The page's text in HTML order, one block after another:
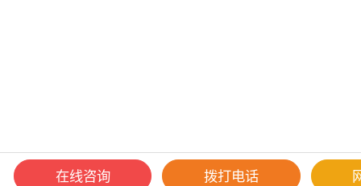
在线咨询 拨打电话